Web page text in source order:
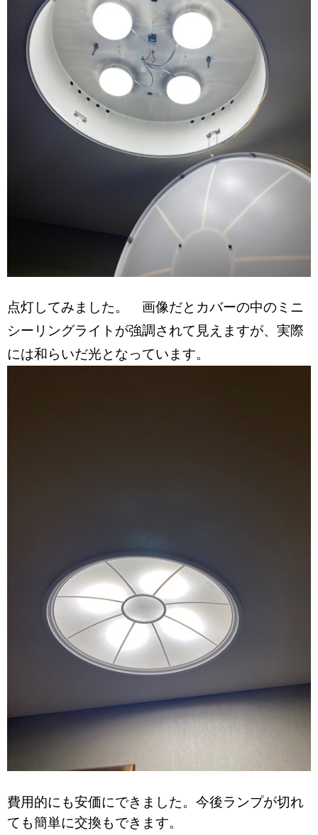
点灯してみました。 画像だとカバーの中のミニ
シーリングライトが強調されて見えますが、実際
には和らいだ光となっています。
費用的にも安価にできました。今後ランプが切れ
ても簡単に交換もできます。